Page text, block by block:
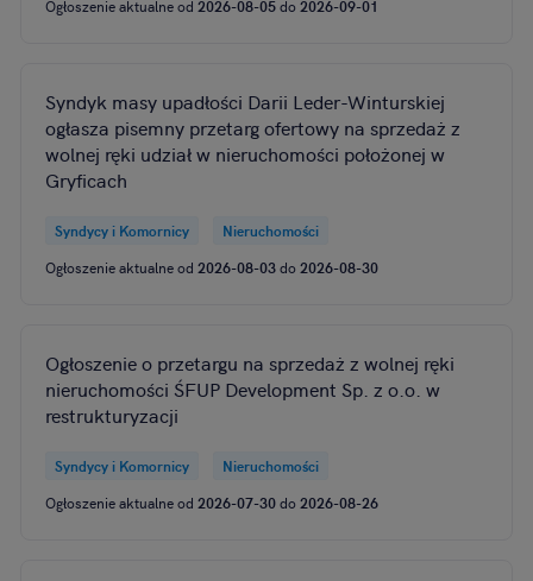
Ogłoszenie aktualne od 2026-08-05do 2026-09-01
Syndyk masy upadłości Darii Leder-Winturskiej
ogłasza pisemny przetarg ofertowy na sprzedaż z
wolnej ręki udział w nieruchomości położonej w
Gryficach
Syndycy i Komornicy
Nieruchomości
Ogłoszenie aktualne od 2026-08-03do 2026-08-30
Ogłoszenie o przetargu na sprzedaż z wolnej ręki
nieruchomości ŚFUP Development Sp. z o.o. w
restrukturyzacji
Syndycy i Komornicy
Nieruchomości
Ogłoszenie aktualne od 2026-07-30do 2026-08-26